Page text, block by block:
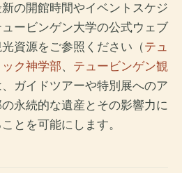
の開館時間やイベントスケジ
ービンゲン大学の公式ウェブ
資源をご参照ください（テュ
ク神学部、 テュービンゲン観
ガイドツアーや特別展へのア
永続的な遺産とその影響力に
とを可能にします。